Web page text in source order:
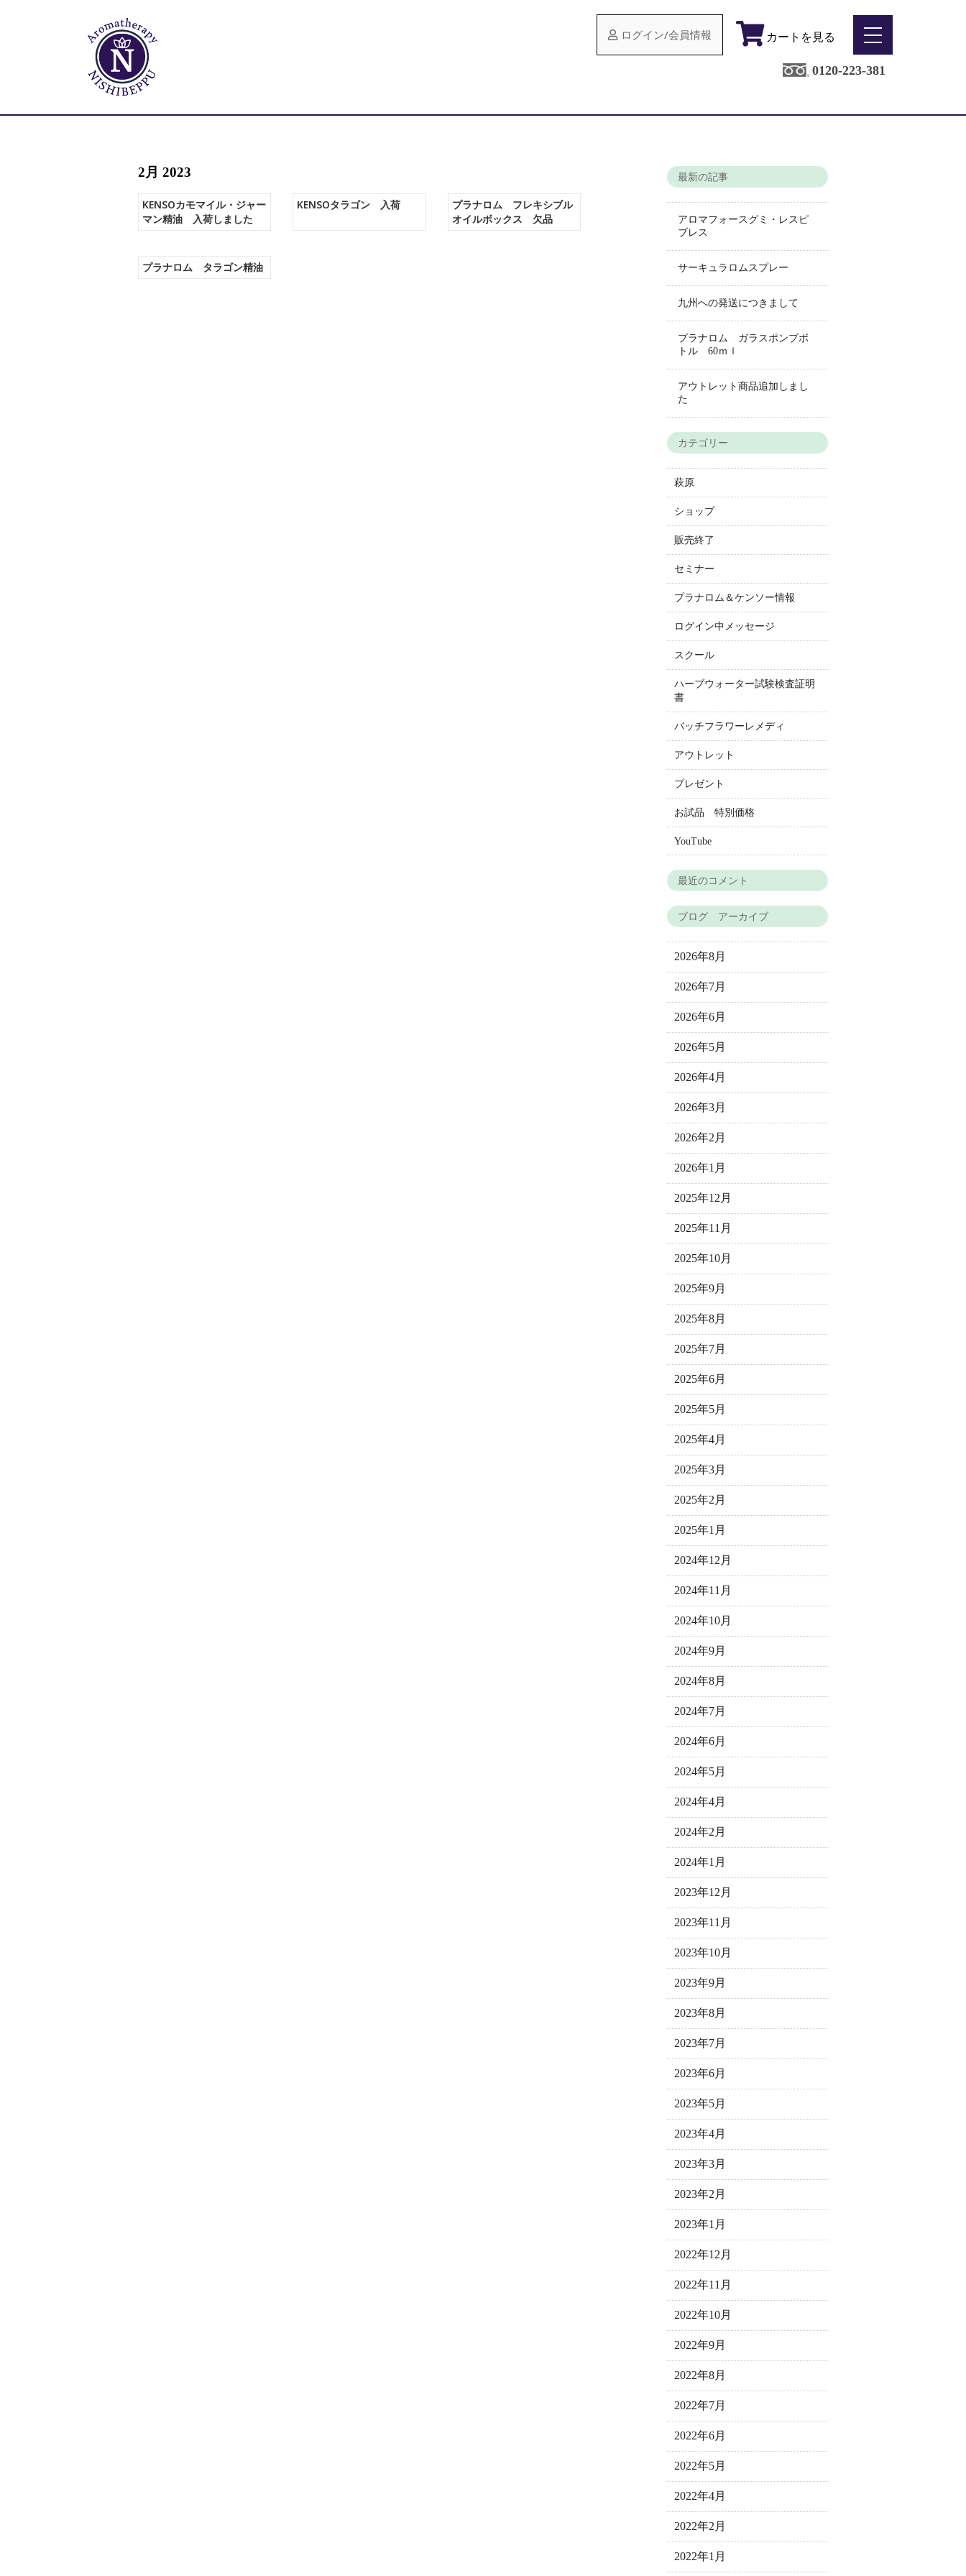
ログイン/会員情報 カートを見る
0120-223-381
2月 2023
KENSOカモマイル・ジャー
マン精油 入荷しました
KENSOタラゴン 入荷
プラナロム フレキシブル
オイルボックス 欠品
プラナロム タラゴン精油
最新の記事
アロマフォースグミ・レスピ
ブレス
サーキュラロムスプレー
九州への発送につきまして
プラナロム ガラスポンプボ
トル 60ｍｌ
アウトレット商品追加しまし
た
カテゴリー
萩原
ショップ
販売終了
セミナー
プラナロム＆ケンソー情報
ログイン中メッセージ
スクール
ハーブウォーター試験検査証明
書
バッチフラワーレメディ
アウトレット
プレゼント
お試品 特別価格
YouTube
最近のコメント
ブログ アーカイブ
2026年8月
2026年7月
2026年6月
2026年5月
2026年4月
2026年3月
2026年2月
2026年1月
2025年12月
2025年11月
2025年10月
2025年9月
2025年8月
2025年7月
2025年6月
2025年5月
2025年4月
2025年3月
2025年2月
2025年1月
2024年12月
2024年11月
2024年10月
2024年9月
2024年8月
2024年7月
2024年6月
2024年5月
2024年4月
2024年2月
2024年1月
2023年12月
2023年11月
2023年10月
2023年9月
2023年8月
2023年7月
2023年6月
2023年5月
2023年4月
2023年3月
2023年2月
2023年1月
2022年12月
2022年11月
2022年10月
2022年9月
2022年8月
2022年7月
2022年6月
2022年5月
2022年4月
2022年2月
2022年1月